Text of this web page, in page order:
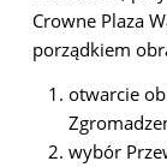
Crowne Plaza
porządkiem
otwarcie
wybór